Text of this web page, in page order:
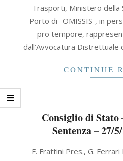
Trasporti, Ministero della
Porto di -OMISSIS-, in
pro tempore,
dall’Avvocatura Distrettuale
CONTINUE
Consiglio di Stato
Sentenza – 27/
05-F. Frattini Pres., G. Ferrari